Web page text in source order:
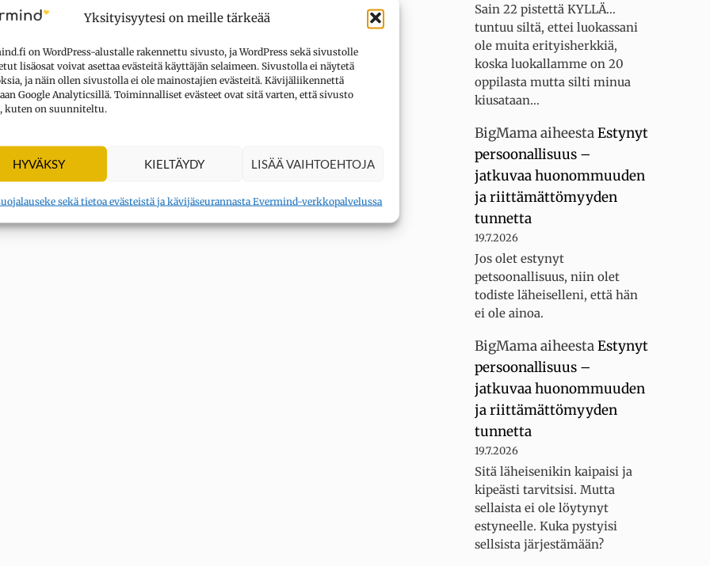
Yksityisyytesi on meille tärkeää
on WordPress-alustalle rakennettu sivusto, ja WordPress sekä sivustolle
lisäosat voivat asettaa evästeitä käyttäjän selaimeen. Sivustolla ei näytetä
ja näin ollen sivustolla ei ole mainostajien evästeitä. Kävijäliikennettä
Google Analyticsillä. Toiminnalliset evästeet ovat sitä varten, että sivusto
kuten on suunniteltu.
HYVÄKSY KIELTÄYDY LISÄÄ VAIHTOEHTOJA
sekä tietoa evästeistä ja kävijäseurannasta Evermind-verkkopalvelussa
Sain 22 pistettä KYLLÄ...
tuntuu siltä, ettei luokassani
ole muita erityisherkkiä,
koska luokallamme on 20
oppilasta mutta silti minua
kiusataan…
BigMamaaiheestaEstynyt
persoonallisuus –
jatkuvaa huonommuuden
ja riittämättömyyden
tunnetta
19.7.2026
Jos olet estynyt
petsoonallisuus, niin olet
todiste läheiselleni, että hän
ei ole ainoa.
BigMamaaiheestaEstynyt
persoonallisuus –
jatkuvaa huonommuuden
ja riittämättömyyden
tunnetta
19.7.2026
Sitä läheisenikin kaipaisi ja
kipeästi tarvitsisi. Mutta
sellaista ei ole löytynyt
estyneelle. Kuka pystyisi
sellsista järjestämään?